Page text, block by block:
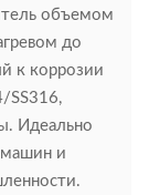
объемом
до
к коррозии
SS316,
Идеально
машин и